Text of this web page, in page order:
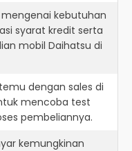
kebutuhan
syarat kredit serta
mobil Daihatsu di
dengan sales di
mencoba test
pembeliannya.
kemungkinan